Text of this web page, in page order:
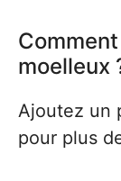
moelleux
Ajoutez un
pour plus